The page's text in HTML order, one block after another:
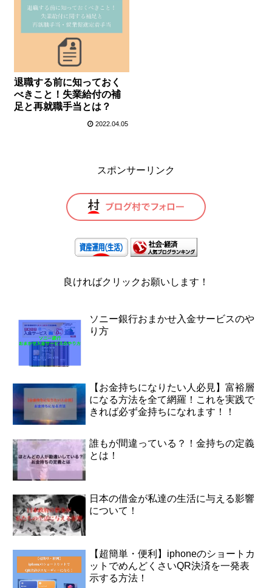
退職する前に知っておく
べきこと！失業給付の補
足と再就職手当とは？
2022.04.05
スポンサーリンク
良ければクリックお願いします！
ソニー銀行おまかせ入金サービスのや
り方
【お金持ちになりたい人必見】富裕層
になる方法を全て網羅！これを実践で
きれば必ず金持ちになれます！！
誰もが間違っている？！金持ちの定義
とは！
日本の借金が私達の生活に与える影響
について！
【超簡単・便利】iphoneのショートカ
ットでめんどくさいQR決済を一発表
示する方法！